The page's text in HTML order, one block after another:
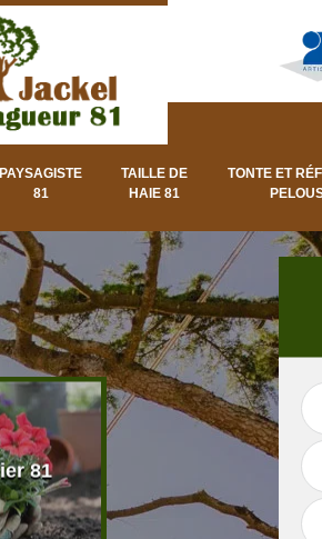
PAYSAGISTE
81
TAILLE DE
HAIE 81
TONTE ET
81